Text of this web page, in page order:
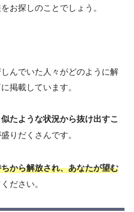
お探しのことでしょう。
んでいた人々がどのように解
掲載しています。
たような状況から抜け出すこ
りだくさんです。
から解放され、あなたが望む
ださい。